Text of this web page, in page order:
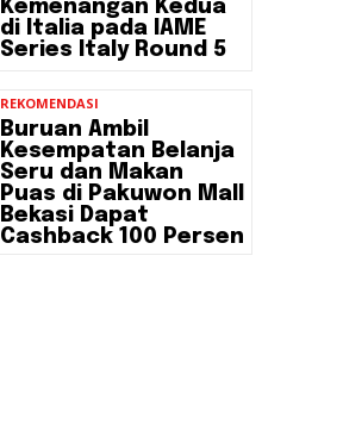
Kemenangan Kedua
di Italia pada IAME
Series Italy Round 5
REKOMENDASI
Buruan Ambil
Kesempatan Belanja
Seru dan Makan
Puas di Pakuwon Mall
Bekasi Dapat
Cashback 100 Persen